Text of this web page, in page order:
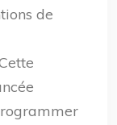
de